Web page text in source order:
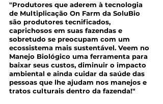
"Produtores que aderem à tecnologia
de Multiplicação On Farm da SoluBio
são produtores tecnificados,
caprichosos em suas fazendas e
sobretudo se preocupam com um
ecossistema mais sustentável. Veem no
Manejo Biológico uma ferramenta para
baixar seus custos, diminuir o impacto
ambiental e ainda cuidar da saúde das
pessoas que lhe ajudam nos manejos e
tratos culturais dentro da fazenda!"